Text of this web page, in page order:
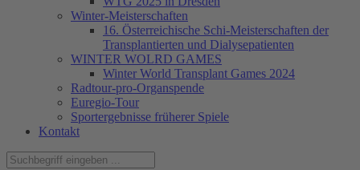
Winter-Meisterschaften
16. Österreichische Schi-Meisterschaften der
Transplantierten und Dialysepatienten
WINTER WOLRD GAMES
Winter World Transplant Games 2024
Radtour-pro-Organspende
Euregio-Tour
Sportergebnisse früherer Spiele
Kontakt